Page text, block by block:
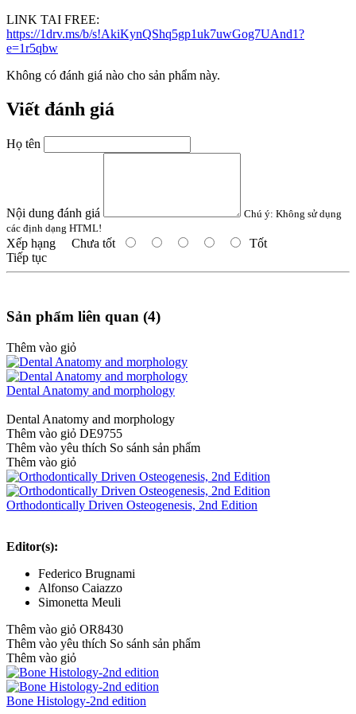
LINK TAI FREE:
https://1drv.ms/b/s!AkiKynQShq5gp1uk7uwGog7UAnd1?
e=1r5qbw
Không có đánh giá nào cho sản phẩm này.
Viết đánh giá
Họ tên
Nội dung đánh giá Chú ý: Không sử dụng
các định dạng HTML!
Xếp hạng Chưa tốt
Tốt
Tiếp tục
Sản phẩm liên quan (4)
Thêm vào giỏ
Dental Anatomy and morphology
Dental Anatomy and morphology
Thêm vào giỏ DE9755
Thêm vào yêu thích So sánh sản phẩm
Thêm vào giỏ
Orthodontically Driven Osteogenesis, 2nd Edition
Editor(s):
Federico Brugnami
Alfonso Caiazzo
Simonetta Meuli
Thêm vào giỏ OR8430
Thêm vào yêu thích So sánh sản phẩm
Thêm vào giỏ
Bone Histology-2nd edition